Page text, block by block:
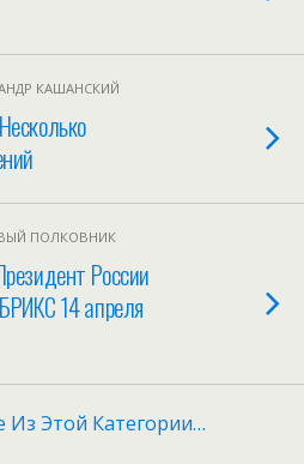
КАШАНСКИЙ
ПОЛКОВНИК
России
14 апреля
Из Этой Категории…